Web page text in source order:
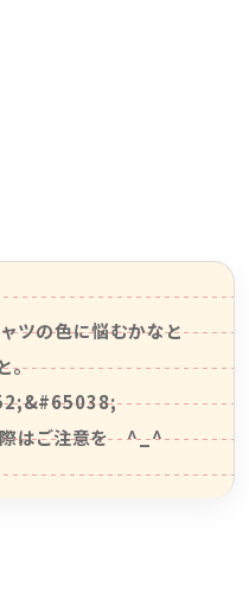
ツの色に悩むかなと
。
はご注意を　^_^